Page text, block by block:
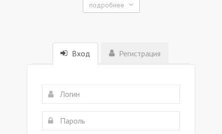
подробнее
Вход Регистрация